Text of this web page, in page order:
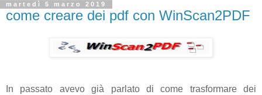
martedì 5 marzo 2019
come creare dei pdf con WinScan2PDF
In passato avevo già parlato di come trasformare dei